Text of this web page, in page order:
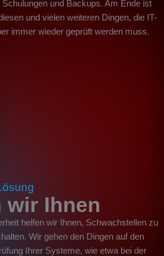
und Backups. Am Ende ist
und vielen weiteren Dingen, die IT-
immer wieder geprüft werden muss.
wir Ihnen
helfen wir Ihnen, Schwachstellen zu
Wir gehen den Dingen auf den
Ihrer Systeme, wie etwa bei der